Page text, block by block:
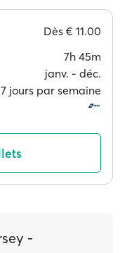
Dès € 11.00
7h 45m
janv. ‐ déc.
jours par semaine
-